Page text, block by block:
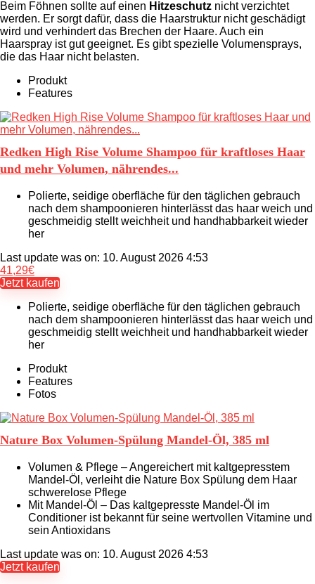
Beim Föhnen sollte auf einen Hitzeschutz nicht verzichtet
werden. Er sorgt dafür, dass die Haarstruktur nicht geschädigt
wird und verhindert das Brechen der Haare. Auch ein
Haarspray ist gut geeignet. Es gibt spezielle Volumensprays,
die das Haar nicht belasten.
Produkt
Features
Redken High Rise Volume Shampoo für kraftloses Haar
und mehr Volumen, nährendes...
Polierte, seidige oberfläche für den täglichen gebrauch
nach dem shampoonieren hinterlässt das haar weich und
geschmeidig stellt weichheit und handhabbarkeit wieder
her
Last update was on: 10. August 2026 4:53
41,29€
Jetzt kaufen
Polierte, seidige oberfläche für den täglichen gebrauch
nach dem shampoonieren hinterlässt das haar weich und
geschmeidig stellt weichheit und handhabbarkeit wieder
her
Produkt
Features
Fotos
Nature Box Volumen-Spülung Mandel-Öl, 385 ml
Volumen & Pflege – Angereichert mit kaltgepresstem
Mandel-Öl, verleiht die Nature Box Spülung dem Haar
schwerelose Pflege
Mit Mandel-Öl – Das kaltgepresste Mandel-Öl im
Conditioner ist bekannt für seine wertvollen Vitamine und
sein Antioxidans
Last update was on: 10. August 2026 4:53
Jetzt kaufen